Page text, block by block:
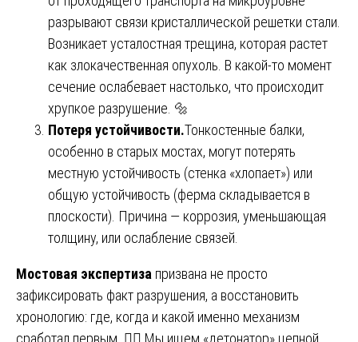
разрывают связи кристаллической решетки стали.
Возникает усталостная трещина, которая растет
как злокачественная опухоль. В какой-то момент
сечение ослабевает настолько, что происходит
хрупкое разрушение. 🔩
Потеря устойчивости.Тонкостенные балки,
особенно в старых мостах, могут потерять
местную устойчивость (стенка «хлопает») или
общую устойчивость (ферма складывается в
плоскости). Причина — коррозия, уменьшающая
толщину, или ослабление связей.
Мостовая экспертиза призвана не просто
зафиксировать факт разрушения, а восстановить
хронологию: где, когда и какой именно механизм
сработал первым. 🕵️‍♂️ Мы ищем «детонатор» цепной